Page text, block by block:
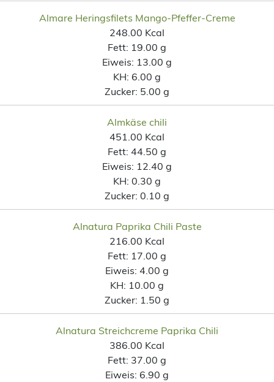
Almare Heringsfilets Mango-Pfeffer-Creme
248.00 Kcal
Fett: 19.00 g
Eiweis: 13.00 g
KH: 6.00 g
Zucker: 5.00 g
Almkäse chili
451.00 Kcal
Fett: 44.50 g
Eiweis: 12.40 g
KH: 0.30 g
Zucker: 0.10 g
Alnatura Paprika Chili Paste
216.00 Kcal
Fett: 17.00 g
Eiweis: 4.00 g
KH: 10.00 g
Zucker: 1.50 g
Alnatura Streichcreme Paprika Chili
386.00 Kcal
Fett: 37.00 g
Eiweis: 6.90 g